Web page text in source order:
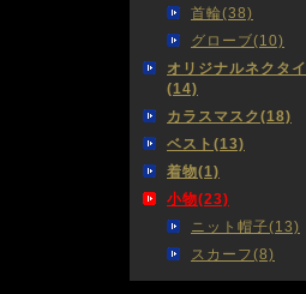
首輪(38)
グローブ(10)
オリジナルネクタイ
(14)
カラスマスク(18)
ベスト(13)
着物(1)
小物(23)
ニット帽子(13)
スカーフ(8)